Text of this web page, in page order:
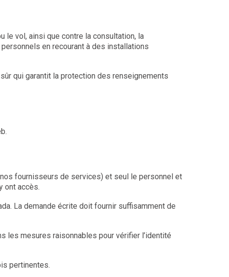
le vol, ainsi que contre la consultation, la
en recourant à des installations
qui garantit la protection des renseignements
fournisseurs de services) et seul le personnel et
ont accès.
La demande écrite doit fournir suffisamment de
les mesures raisonnables pour vérifier l’identité
pertinentes.